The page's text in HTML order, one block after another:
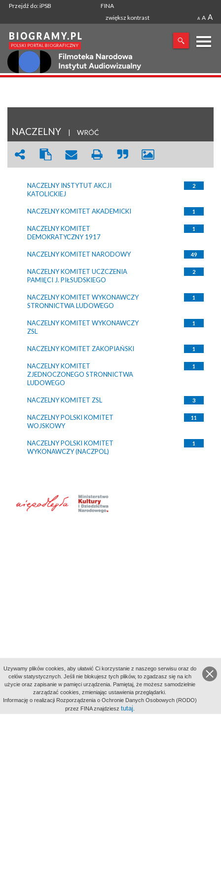
Przejdź do: iPSB
FINA
zwiększ kontrast
A A A
X
NACZELNY | WRÓĆ
NACZELNY INSTYTUT AKCJI
KATOLICKIEJ
2
NACZELNY KOMITET AKADEMICKI 1
NACZELNY KOMITET
DEMOKRATYCZNY 1917
1
NACZELNY KOMITET NARODOWY 49
NACZELNY KOMITET UCZCZENIA
PAMIĘCI J. PIŁSUDSKIEGO
2
NACZELNY KOMITET WYKONAWCZY
STRONNICTWA LUDOWEGO
1
NACZELNY KOMITET WYKONAWCZY
ZSL
1
NACZELNY KOMITET ZAKOPIAŃSKI 1
NACZELNY KOMITET
ZJEDNOCZONEGO STRONNICTWA
LUDOWEGO
1
NACZELNY KOMITET ZSL 3
NACZELNY POLSKI KOMITET
WOJSKOWY
11
NACZELNY POLSKI KOMITET
WYKONAWCZY (NACZPOL)
1
aktywności
Uzywamy plików cookies, aby ułatwić Ci korzystanie z naszego serwisu oraz do
celów statystycznych. Jeśli nie blokujesz tych plików, to zgadzasz się na ich
użycie oraz zapisanie w pamięci urządzenia. Pamiętaj, że możesz samodzielnie
zarządzać cookies, zmieniając ustawienia przeglądarki.
Informację o realizacji Rozporządzenia o Ochronie Danych Osobowych (RODO)
przez FINA znajdziesz tutaj